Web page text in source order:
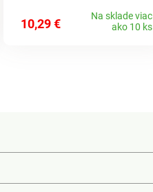
a zároveň modeluje Vašu
siluetu.
10,29 €
Na sklade viac
ako 10 ks